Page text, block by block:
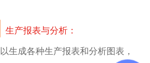
生产报表与分析：
生成各种生产报表和分析图表，